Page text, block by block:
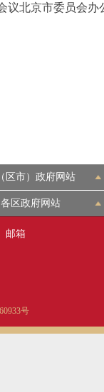
议北京市委员会
区市）政府网站
各区政府网站
邮箱
号